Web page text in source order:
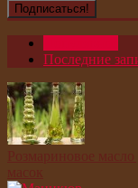
Последние
Розмариновое
масок